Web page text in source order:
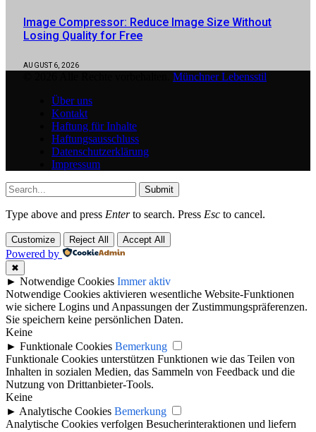
Image Compressor: Reduce Image Size Without
Losing Quality for Free
AUGUST 6, 2026
Münchner Lebensstil
Über uns
Kontakt
Haftung für Inhalte
Haftungsausschluss
Datenschutzerklärung
Impressum
Submit
Type above and press Enterto search. Press Esc to cancel.
Customize Reject All Accept All
Powered by
✖
► Notwendige Cookies Immer aktiv
Notwendige Cookies aktivieren wesentliche Website-Funktionen
wie sichere Logins und Anpassungen der Zustimmungspräferenzen.
Sie speichern keine persönlichen Daten.
Keine
► Funktionale Cookies Bemerkung
Funktionale Cookies unterstützen Funktionen wie das Teilen von
Inhalten in sozialen Medien, das Sammeln von Feedback und die
Nutzung von Drittanbieter-Tools.
Keine
► Analytische Cookies Bemerkung
Analytische Cookies verfolgen Besucherinteraktionen und liefern